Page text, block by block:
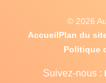
© 2026
AccueilPlan du
Politique
Suivez-nous :